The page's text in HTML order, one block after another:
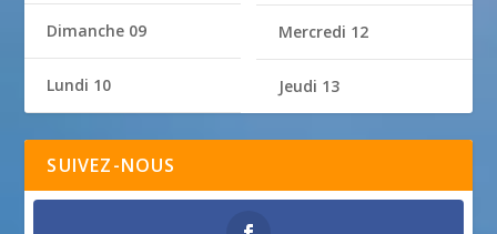
Dimanche 09
Lundi 10
Mercredi 12
Jeudi 13
SUIVEZ-NOUS